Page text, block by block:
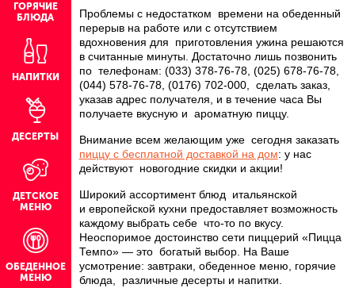
ГОРЯЧИЕ
БЛЮДА
НАПИТКИ
ДЕСЕРТЫ
ДЕТСКОЕ
МЕНЮ
ОБЕДЕННОЕ
МЕНЮ
Проблемы с недостатком времени на обеденный
перерыв на работе или с отсутствием
вдохновения для приготовления ужина решаются
в считанные минуты. Достаточно лишь позвонить
по телефонам: (033) 378-76-78, (025) 678-76-78,
(044) 578-76-78, (0176) 702-000, сделать заказ,
указав адрес получателя, и в течение часа Вы
получаете вкусную и ароматную пиццу.
Внимание всем желающим уже сегодня заказать
пиццу с бесплатной доставкой на дом: у нас
действуют новогодние скидки и акции!
Широкий ассортимент блюд итальянской
и европейской кухни предоставляет возможность
каждому выбрать себе что-то по вкусу.
Неоспоримое достоинство сети пиццерий «Пицца
Темпо» — это богатый выбор. На Ваше
усмотрение: завтраки, обеденное меню, горячие
блюда, различные десерты и напитки.